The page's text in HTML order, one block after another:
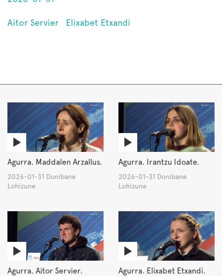
Aitor Servier Elixabet Etxandi
Agurra. Maddalen Arzallus.
2026-01-31 Donibane
Lohizune
Agurra. Irantzu Idoate.
2026-01-31 Donibane
Lohizune
Agurra. Aitor Servier. Agurra. Elixabet Etxandi.